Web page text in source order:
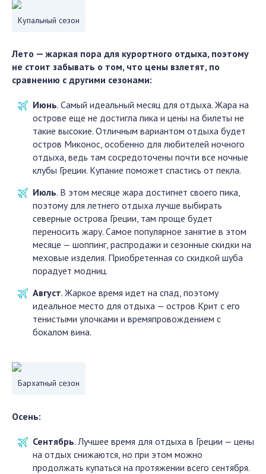
Купальный сезон
Лето — жаркая пора для курортного отдыха, поэтому
не стоит забывать о том, что цены взлетят, по
сравнению с другими сезонами:
Июнь. Самый идеальный месяц для отдыха. Жара на
острове еще не достигла пика и цены на билеты не
такие высокие. Отличным вариантом отдыха будет
остров Миконос, особенно для любителей ночного
отдыха, ведь там сосредоточены почти все ночные
клубы Греции. Купание поможет спастись от пекла.
Июль. В этом месяце жара достигнет своего пика,
поэтому для летнего отдыха лучше выбирать
северные острова Греции, там проще будет
переносить жару. Самое популярное занятие в этом
месяце — шоппинг, распродажи и сезонные скидки на
меховые изделия. Приобретенная со скидкой шуба
порадует модниц.
Август. Жаркое время идет на спад, поэтому
идеальное место для отдыха — остров Крит с его
тенистыми улочками и времяпровождением с
бокалом вина.
Бархатный сезон
Осень:
Сентябрь. Лучшее время для отдыха в Греции — цены
на отдых снижаются, но при этом можно
продолжать купаться на протяжении всего сентября.